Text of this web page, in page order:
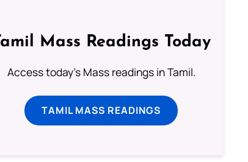
Mass Readings Today
Access today's Mass readings in Tamil.
TAMIL MASS READINGS